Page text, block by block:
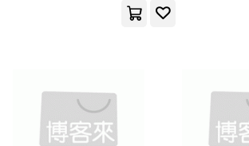
蒼野アキラ(58)
顧振彪（主編）(58)
北京語言大學出版社(613)